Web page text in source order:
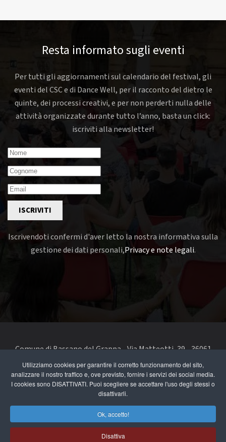
Utilizziamo cookies per garantire il corretto funzionamento del sito,
analizzare il nostro traffico e, ove previsto, fornire i servizi dei social media.
I cookies sono DISATTIVATI. Puoi scegliere se accettare l'uso degli stessi o
disattivarli.
Ok, accetto!
Disattiva
Resta informato sugli eventi
Per tutti gli aggiornamenti sul calendario del festival, gli
eventi del CSC e di Dance Well, per il racconto del dietro le
quinte, dei processi creativi, e per non perderti nulla delle
attività organizzate durante tutto l’anno, basta un click:
iscriviti alla newsletter!
ISCRIVITI
Iscrivendoti confermi d'aver letto la nostra informativa sulla
gestione dei dati personali,Privacy e note legali.
Comune di Bassano del Grappa - Via Matteotti, 39 - 36061
Bassano del Grappa VI - Telefono 0424 519111 - codice fiscale
e partita IVA 00168480242
segnala un problema di accessibilità
accessibilità
Privacy e note legali